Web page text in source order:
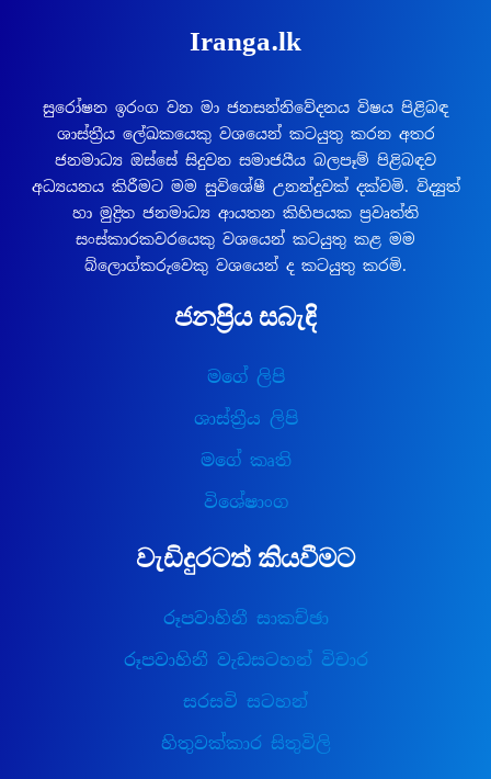
Iranga.lk
සුරෝෂන ඉරංග වන මා ජනසන්නිවේදනය විෂය පිළිබඳ
ශාස්ත්‍රීය ලේඛකයෙකු වශයෙන් කටයුතු කරන අතර
ජනමාධ්‍ය ඔස්සේ සිදුවන සමාජයීය බලපෑම් පිළිබඳව
අධ්‍යයනය කිරීමට මම සුවිශේෂී උනන්දුවක් දක්වමි. විද්‍යුත්
හා මුද්‍රිත ජනමාධ්‍ය ආයතන කිහිපයක ප්‍රවෘත්ති
සංස්කාරකවරයෙකු වශයෙන් කටයුතු කළ මම
බ්ලොග්කරුවෙකු වශයෙන් ද කටයුතු කරමි.
ජනප්‍රිය සබැඳි
මගේ ලිපි
ශාස්ත්‍රීය ලිපි
මගේ කෘති
විශේෂාංග
වැඩිදුරටත් කියවීමට
රූපවාහිනී සාකච්ඡා
රූපවාහිනී වැඩසටහන් විචාර
සරසවි සටහන්
හිතුවක්කාර සිතුවිලි